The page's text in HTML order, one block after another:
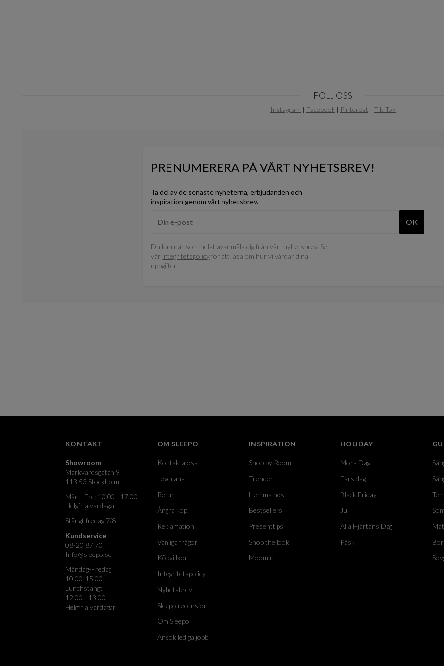
FÖLJ OSS
Instagram | Facebook | Pinterest | Tik-Tok
PRENUMERERA PÅ VÅRT NYHETSBREV!
Ta del av de senaste nyheterna, erbjudanden och
inspiration genom vårt nyhetsbrev.
OK
Du kan när som helst avanmäla dig från vårt nyhetsbrev. Se
vår integritetspolicyför att läsa om hur vi vårdar dina
uppgifter.
KONTAKT
Showroom
Markvardsgatan 9
113 53 Stockholm
Mån - Fre: 10.00 - 17.00
Helgfria vardagar
Stängt fredag 7/8
Kundservice
08-20 87 70
Info@sleepo.se
Måndag-Fredag
10.00-15.00
Lunchstängt
12.00 - 13.00
Helgfria vardagar
OM SLEEPO
Kontakta oss
Leverans
Retur
Ångra köp
Reklamation
Vanliga frågor
Köpvillkor
Integritetspolicy
Nyhetsbrev
Sleepo recension
Om Sleepo
Ansök lediga jobb
INSPIRATION
Shop by Room
Trender
Hemma hos
Bestsellers
Presenttips
Shop the look
Moomin
HOLIDAY
Mors Dag
Fars dag
Black Friday
Jul
Alla Hjärtans Dag
Påsk